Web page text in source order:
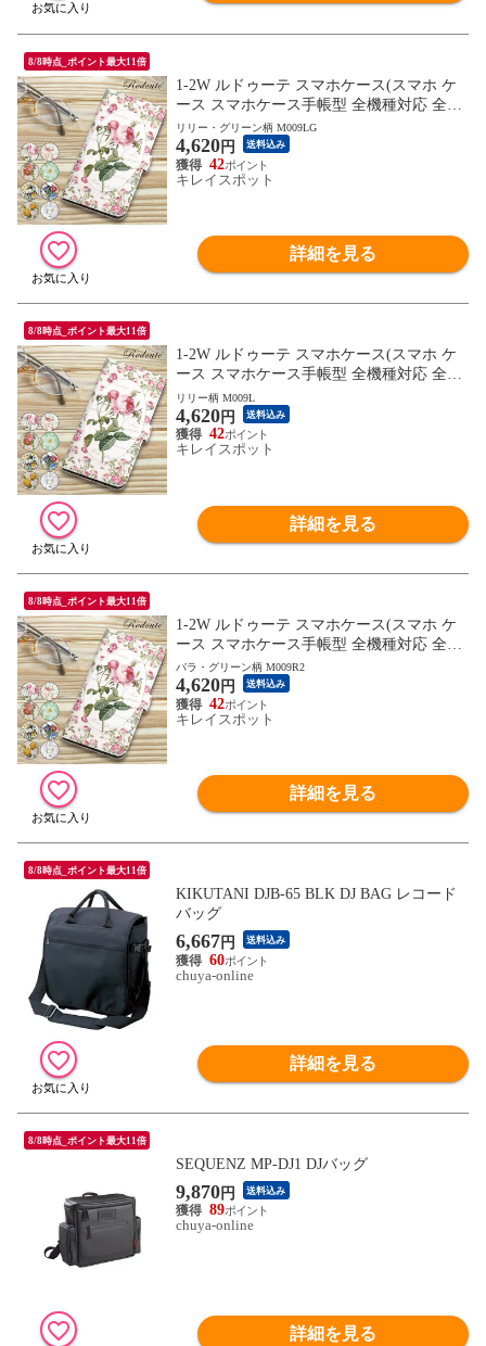
8/8時点_ポイント最大11倍
1-2W ルドゥーテ スマホケース(スマホ ケ
ース スマホケース手帳型 全機種対応 全機
種 花柄 フラワーモチーフ かわいい) ※1枚
目の画像は代表イメージのため色・柄が異
なる場合がございます。2枚目以降の画像
でご希望の色・柄をご確認下さい。
リリー・グリーン柄 M009LG
4,620円 送料込み
42
キレイスポット
詳細を見る
8/8時点_ポイント最大11倍
1-2W ルドゥーテ スマホケース(スマホ ケ
ース スマホケース手帳型 全機種対応 全機
種 花柄 フラワーモチーフ かわいい) ※1枚
目の画像は代表イメージのため色・柄が異
なる場合がございます。2枚目以降の画像
でご希望の色・柄をご確認下さい。
リリー柄 M009L
4,620円 送料込み
42
キレイスポット
詳細を見る
8/8時点_ポイント最大11倍
1-2W ルドゥーテ スマホケース(スマホ ケ
ース スマホケース手帳型 全機種対応 全機
種 花柄 フラワーモチーフ かわいい) ※1枚
目の画像は代表イメージのため色・柄が異
なる場合がございます。2枚目以降の画像
でご希望の色・柄をご確認下さい。
バラ・グリーン柄 M009R2
4,620円 送料込み
42
キレイスポット
詳細を見る
8/8時点_ポイント最大11倍
KIKUTANI DJB-65 BLK DJ BAG レコード
バッグ
6,667 円 送料込み
60
chuya-online
詳細を見る
8/8時点_ポイント最大11倍
SEQUENZ MP-DJ1 DJバッグ
9,870円 送料込み
89
chuya-online
詳細を見る